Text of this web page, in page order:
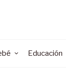
Educación